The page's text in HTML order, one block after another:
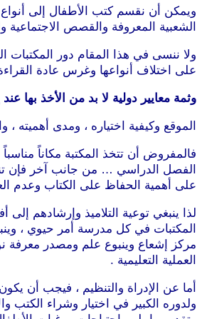
ويمكن أن نقسم كتب الأطفال إلى أنواع
الشعبية المعروفة والقصص الاجتماعية
ولا ننسى في هذا المقام دور المكتبات
على اختلاف أنواعها وغرس عادة
وثمة معايير دولية لا بد من الأخذ بها
الموقع وكيفية اختياره ، ومدى أهميته
فالمفروض أن تتخذ المكتبة مكاناً
الفصل الدراسي … من جانب آخر فإن
على أهمية الحفاظ على الكتاب وعدم
لذا ينبغي توعية التلاميذ وإرشادهم
المكتبات في كل مدرسة أمر حيوي ،
مركز إشعاع وينبوع علم ومصدر معرفة
العملية التعليمية .
أما عن الإدراة والتنظيم ، فيجب أن
ولدوره الكبير في اختيار وشراء الكتب